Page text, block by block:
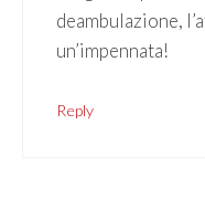
deambulazione,
un’impennata!
Reply